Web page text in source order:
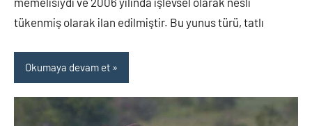
tükenmiş olarak ilan edilmiştir. Bu yunus türü, tatlı
Okumaya devam et